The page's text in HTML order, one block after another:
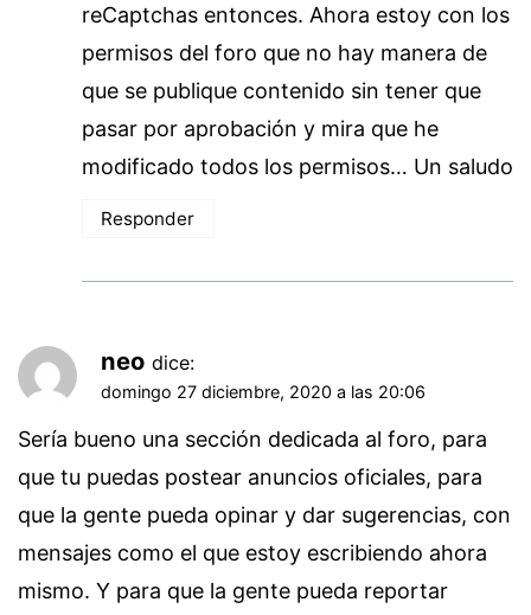
reCaptchas entonces. Ahora estoy con los
permisos del foro que no hay manera de
que se publique contenido sin tener que
pasar por aprobación y mira que he
modificado todos los permisos… Un saludo
Responder
neo dice:
domingo 27 diciembre, 2020 a las 20:06
Sería bueno una sección dedicada al foro, para
que tu puedas postear anuncios oficiales, para
que la gente pueda opinar y dar sugerencias, con
mensajes como el que estoy escribiendo ahora
mismo. Y para que la gente pueda reportar